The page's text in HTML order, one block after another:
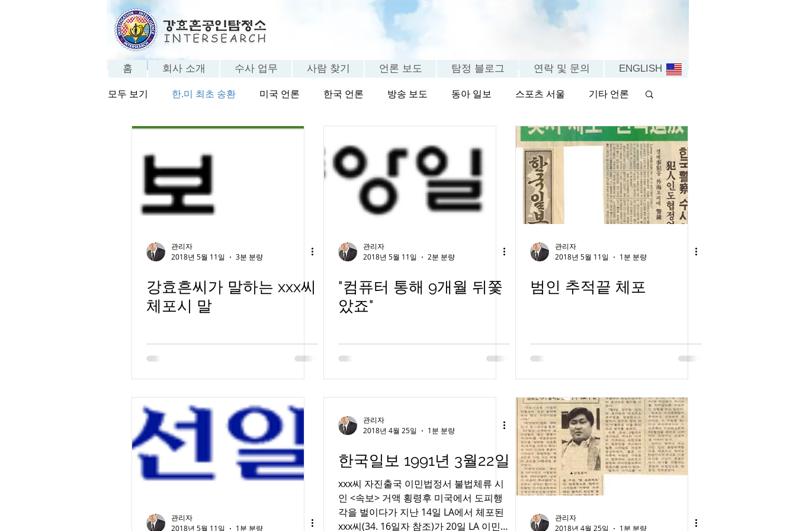
홈 회사 소개 수사 업무 사람 찾기 언론 보도 탐정 블로그 연락 및 문의 ENGLISH . .
모두 보기 한.미 최초 송환 미국 언론 한국 언론 방송 보도 동아 일보 스포츠 서울 기타 언론
관리자
2018년 5월 11일
3분 분량
강효흔씨가 말하는 xxx씨
체포시 말
관리자
2018년 5월 11일
2분 분량
"컴퓨터 통해 9개월 뒤쫓
았죠"
관리자
2018년 5월 11일
1분 분량
범인 추적끝 체포
관리자
2018년 5월 11일
1분 분량
관리자
2018년 4월 25일
1분 분량
한국일보 1991년 3월22일
xxx씨 자진출국 이민법정서 불법체류 시
인 <속보> 거액 횡령후 미국에서 도피행
각을 벌이다가 지난 14일 LA에서 체포된
xxx씨(34. 16일자 참조)가 20일 LA 이민국
관리자
2018년 4월 25일
1분 분량